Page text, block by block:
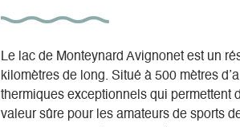
Le lac de Monteynard Avignonet est un
kilomètres de long. Situé à 500 mètres
thermiques exceptionnels qui permettent
valeur sûre pour les amateurs de sports